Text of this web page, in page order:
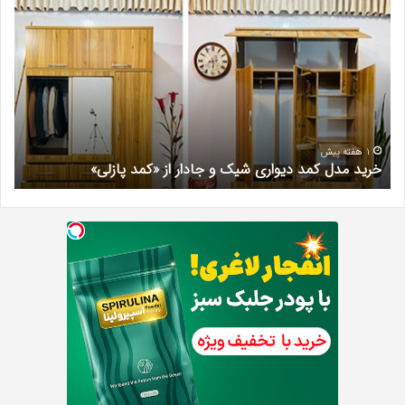
مدل
دیواری
شیک
جادار
از
«کمد
پازلی»
1 هفته پیش
خرید مدل کمد دیواری شیک و جادار از «کمد پازلی»
در